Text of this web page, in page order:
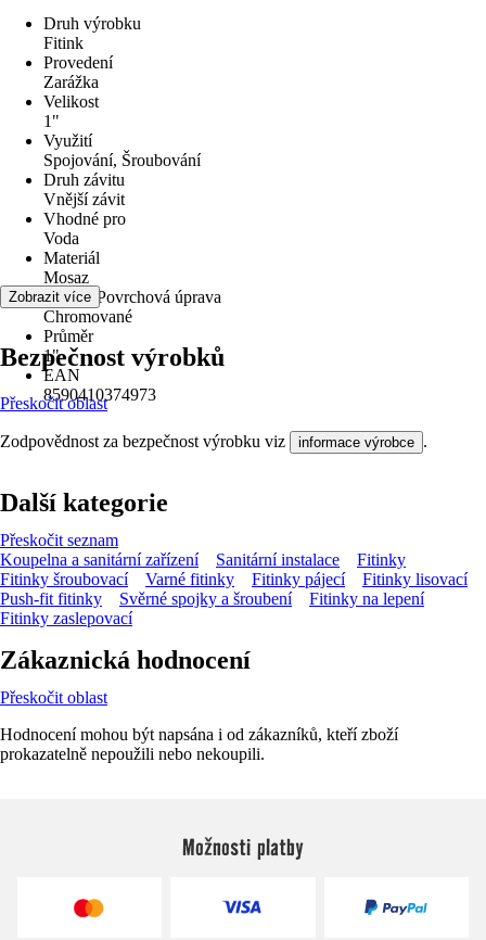
Druh výrobku
Fitink
Provedení
Zarážka
Velikost
1"
Využití
Spojování, Šroubování
Druh závitu
Vnější závit
Vhodné pro
Voda
Materiál
Mosaz
Povrch/Povrchová úprava
Chromované
Průměr
1"
EAN
8590410374973
Zobrazit více
Bezpečnost výrobků
Přeskočit oblast
Zodpovědnost za bezpečnost výrobku viz informace výrobce .
Další kategorie
Přeskočit seznam
Koupelna a sanitární zařízení
Sanitární instalace
Fitinky
Fitinky šroubovací
Varné fitinky Fitinky pájecí
Fitinky lisovací
Push-fit fitinky
Svěrné spojky a šroubení
Fitinky na lepení
Fitinky zaslepovací
Zákaznická hodnocení
Přeskočit oblast
Hodnocení mohou být napsána i od zákazníků, kteří zboží
prokazatelně nepoužili nebo nekoupili.
Možnosti platby